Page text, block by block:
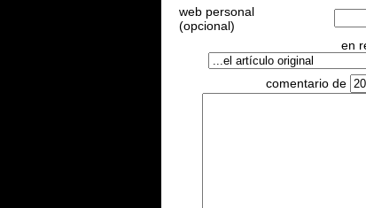
web personal
(opcional)
en
comentario de